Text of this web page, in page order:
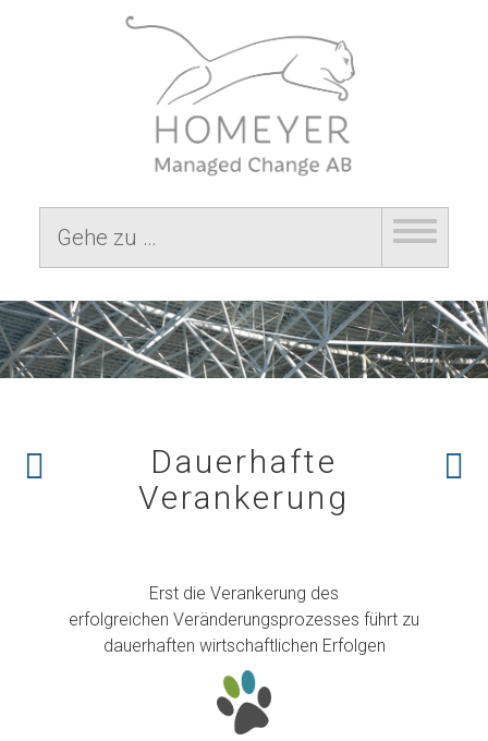
Gehe zu …
Dauerhafte
Verankerung
Erst die Verankerung des
erfolgreichen Veränderungsprozesses führt zu
dauerhaften wirtschaftlichen Erfolgen